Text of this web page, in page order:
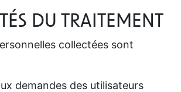
DU TRAITEMENT
collectées sont
demandes des utilisateurs